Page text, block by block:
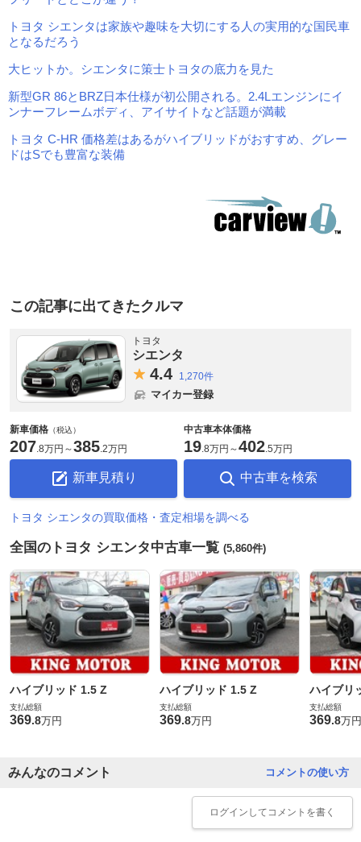
トヨタ シエンタは家族や趣味を大切にする人の実用的な国民車
となるだろう
大ヒットか。シエンタに策士トヨタの底力を見た
新型GR 86とBRZ日本仕様が初公開される。2.4Lエンジンにイ
ンナーフレームボディ、アイサイトなど話題が満載
トヨタ C-HR 価格差はあるがハイブリッドがおすすめ、グレー
ドはSでも豊富な装備
この記事に出てきたクルマ
トヨタ
シエンタ
4.4 1,270件
マイカー登録
新車価格 （税込）
207 8万円 ～385 2万円
新車見積り
中古車本体価格
19 8万円 ～402 5万円
中古車を検索
トヨタ シエンタの買取価格・査定相場を調べる
全国のトヨタ シエンタ中古車一覧 (5,860件)
ハイブリッド 1.5 Z
支払総額
369.8万円
ハイブリッド 1.5 Z
支払総額
369.8万円
ハイブリ
支払総額
369.8万円
コメントの使い方
みんなのコメント
ログイン してコメントを書く